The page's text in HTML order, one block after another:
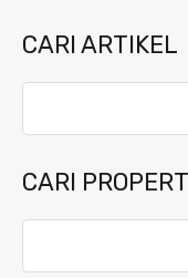
CARI ARTIKEL
CARI